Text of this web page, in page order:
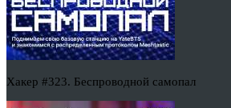
Хакер #323. Беспроводной самопал